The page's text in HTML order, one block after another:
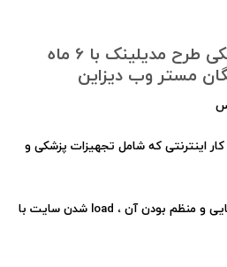
طراحی وب سایت پزشکی طرح مدیلینک با 6 ماه
مستر وب دیزاین
اینترنتی که شامل تجهیزات پزشکی و
زیبایی و منظم بودن آن ، load شدن سایت با